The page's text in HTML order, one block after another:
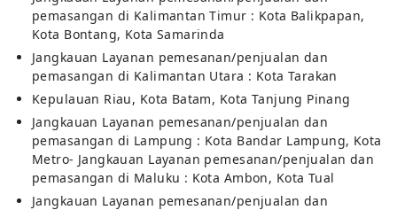
pemasangan di Kalimantan Timur : Kota Balikpapan,
Kota Bontang, Kota Samarinda
Jangkauan Layanan pemesanan/penjualan dan
pemasangan di Kalimantan Utara : Kota Tarakan
Kepulauan Riau, Kota Batam, Kota Tanjung Pinang
Jangkauan Layanan pemesanan/penjualan dan
pemasangan di Lampung : Kota Bandar Lampung, Kota
Metro- Jangkauan Layanan pemesanan/penjualan dan
pemasangan di Maluku : Kota Ambon, Kota Tual
Jangkauan Layanan pemesanan/penjualan dan